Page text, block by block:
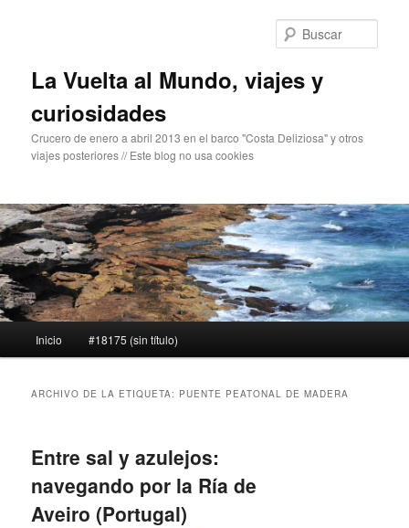
La Vuelta al Mundo, viajes y
curiosidades
Crucero de enero a abril 2013 en el barco "Costa Deliziosa" y otros
viajes posteriores // Este blog no usa cookies
principal
Inicio #18175 (sin título)
ARCHIVO DE LA ETIQUETA: PUENTE PEATONAL DE MADERA
Entre sal y azulejos:
navegando por la Ría de
Aveiro (Portugal)